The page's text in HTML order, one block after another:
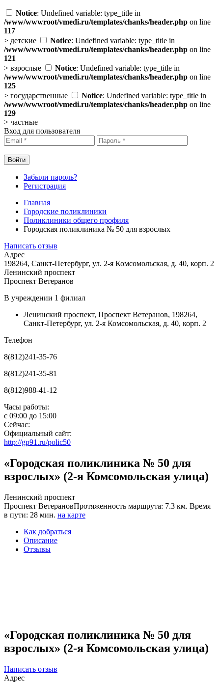
Notice: Undefined variable: type_title in
/www/wwwroot/vmedi.ru/templates/chanks/header.php on line
117
> детские Notice: Undefined variable: type_title in
/www/wwwroot/vmedi.ru/templates/chanks/header.php on line
121
> взрослые Notice: Undefined variable: type_title in
/www/wwwroot/vmedi.ru/templates/chanks/header.php on line
125
> государственные Notice: Undefined variable: type_title in
/www/wwwroot/vmedi.ru/templates/chanks/header.php on line
129
> частные
Вход для пользователя
Забыли пароль?
Регистрация
Главная
Городские поликлиники
Поликлиники общего профиля
Городская поликлиника № 50 для взрослых
Написать отзыв
Адрес
198264, Санкт-Петербург, ул. 2-я Комсомольская, д. 40, корп. 2
Ленинский проспект
Проспект Ветеранов
В учреждении 1 филиал
Ленинский проспект, Проспект Ветеранов, 198264,
Санкт-Петербург, ул. 2-я Комсомольская, д. 40, корп. 2
Телефон
8(812)241-35-76
8(812)241-35-81
8(812)988-41-12
Часы работы:
с 09:00 до 15:00
Сейчас:
Официальный сайт:
http://gp91.ru/polic50
«Городская поликлиника № 50 для
взрослых» (2-я Комсомольская улица)
Ленинский проспект
Проспект ВетерановПротяженность маршрута: 7.3 км. Время
в пути: 28 мин. на карте
Как добраться
Описание
Отзывы
«Городская поликлиника № 50 для
взрослых» (2-я Комсомольская улица)
Написать отзыв
Адрес